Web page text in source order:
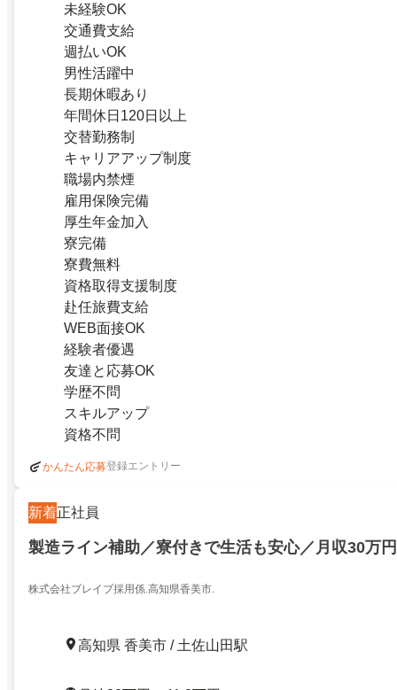
未経験OK
交通費支給
週払いOK
男性活躍中
長期休暇あり
年間休日120日以上
交替勤務制
キャリアアップ制度
職場内禁煙
雇用保険完備
厚生年金加入
寮完備
寮費無料
資格取得支援制度
赴任旅費支給
WEB面接OK
経験者優遇
友達と応募OK
学歴不問
スキルアップ
資格不問
かんたん応募登録エントリー
新着正社員
製造ライン補助／寮付きで生活も安心／月収30万
株式会社ブレイブ採用係.高知県香美市.
高知県 香美市 / 土佐山田駅